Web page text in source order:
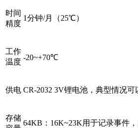
时间
精度
1分钟/月（25℃）
工作
温度
-20~+70℃
供电 CR-2032 3V锂电池，典型情况可
存储
64KB：16K~23K用于记录事件